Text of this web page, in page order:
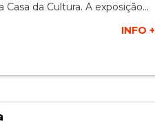
Casa da Cultura. A exposição…
INFO +